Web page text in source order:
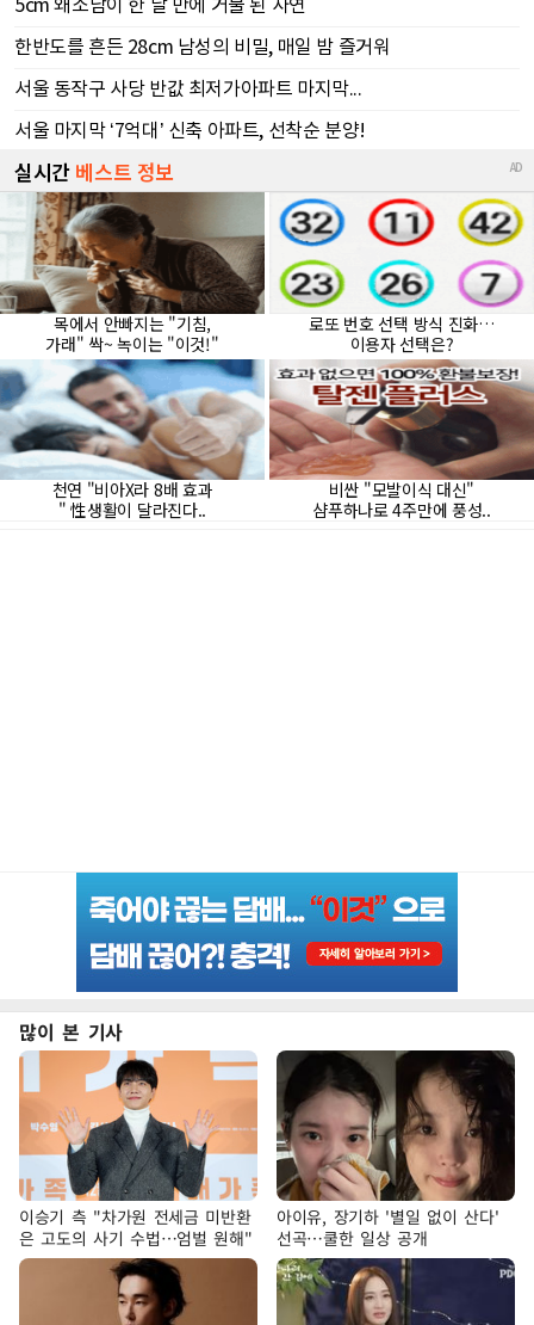
많이 본 기사
이승기 측 "차가원 전세금 미반환
은 고도의 사기 수법…엄벌 원해"
아이유, 장기하 '별일 없이 산다'
선곡…쿨한 일상 공개